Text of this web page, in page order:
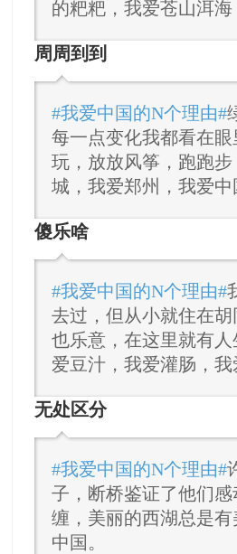
的粑粑，我爱苍山洱
周周到到
#我爱中国的N个理由#
每一点变化我都看在
玩，放放风筝，跑跑
城，我爱郑州，我爱中
傻乐啥
#我爱中国的N个理由#
去过，但从小就住在
也乐意，在这里就有
爱豆汁，我爱灌肠，
无处区分
#我爱中国的N个理由#
子，断桥鉴证了他们
缠，美丽的西湖总是
中国。